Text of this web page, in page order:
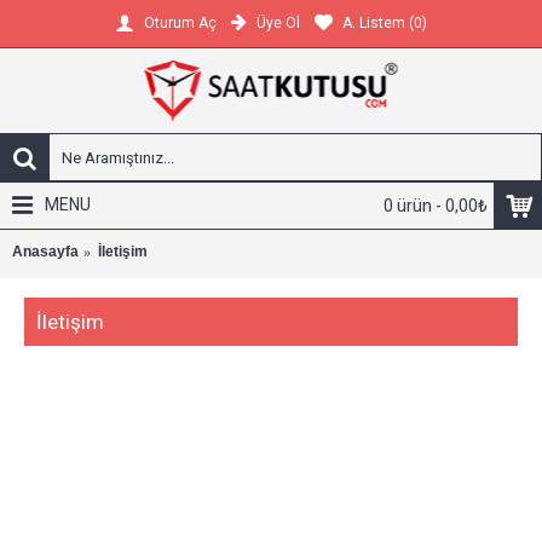
Oturum Aç Üye Ol A. Listem (0)
0 ürün - 0,00₺
MENU
Anasayfa İletişim
İletişim